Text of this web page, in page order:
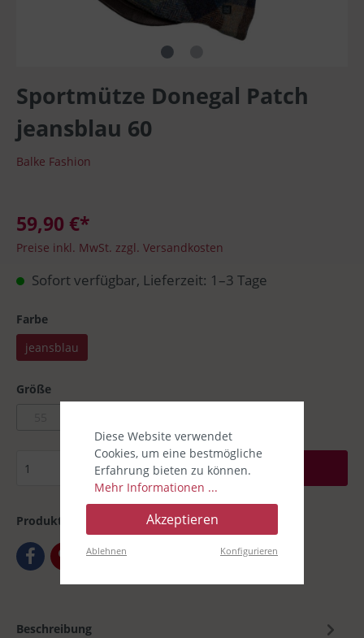
Sportmütze Donegal Patch
jeansblau 60
Balke Fashion
59,90 €*
Preise inkl. MwSt. zzgl. Versandkosten
Sofort verfügbar, Lieferzeit: 1–3 Tage
Farbe
jeansblau
Größe
In den Warenkorb
Produktnummer: 00031003-08
Beschreibung
Diese Website verwendet
Cookies, um eine bestmögliche
Erfahrung bieten zu können.
Mehr Informationen ...
Akzeptieren
Ablehnen Konfigurieren